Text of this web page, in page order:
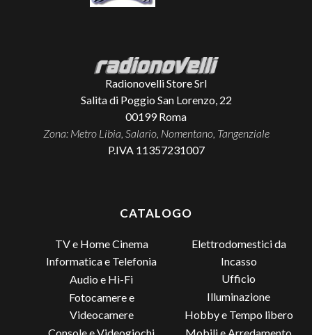
Radionovelli Store Srl
Salita di Poggio San Lorenzo, 22
00199 Roma
Zona: Metro Libia, Salario, Nomentano, Tangenziale
P.IVA 11357231007
CATALOGO
TV e Home Cinema
Informatica e Telefonia
Audio e Hi-Fi
Fotocamere e
Videocamere
Elettrodomestici da
Incasso
Ufficio
Illuminazione
Hobby e Tempo libero